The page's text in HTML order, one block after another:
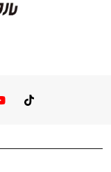
You TubeTikTok